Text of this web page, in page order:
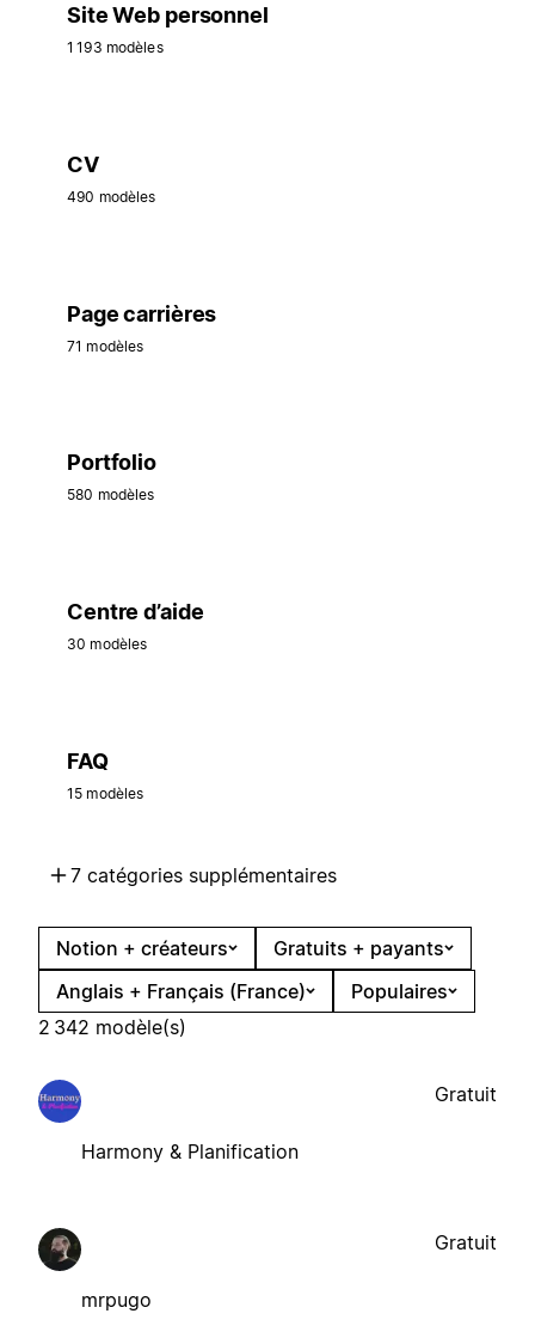
Site Web personnel
1 193 modèles
CV
490 modèles
Page carrières
71 modèles
Portfolio
580 modèles
Centre d’aide
30 modèles
FAQ
15 modèles
7 catégories supplémentaires
Notion + créateurs
Gratuits + payants
Anglais + Français (France)
Populaires
2 342 modèle(s)
Harmony & Planification
Gratuit
mrpugo
Gratuit